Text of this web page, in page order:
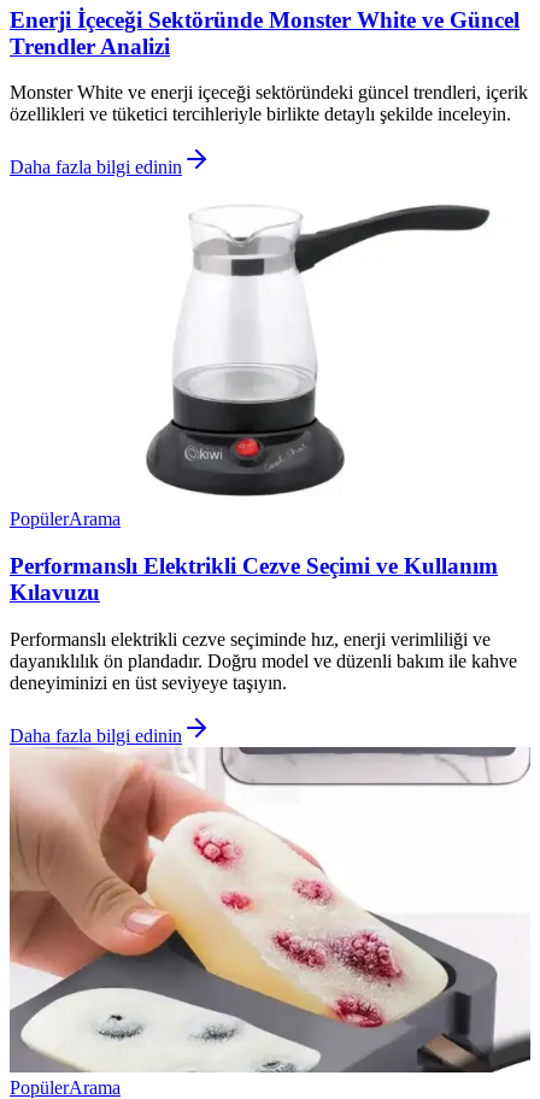
Enerji İçeceği Sektöründe Monster White ve Güncel
Trendler Analizi
Monster White ve enerji içeceği sektöründeki güncel trendleri, içerik
özellikleri ve tüketici tercihleriyle birlikte detaylı şekilde inceleyin.
Daha fazla bilgi edinin
PopülerArama
Performanslı Elektrikli Cezve Seçimi ve Kullanım
Kılavuzu
Performanslı elektrikli cezve seçiminde hız, enerji verimliliği ve
dayanıklılık ön plandadır. Doğru model ve düzenli bakım ile kahve
deneyiminizi en üst seviyeye taşıyın.
Daha fazla bilgi edinin
PopülerArama